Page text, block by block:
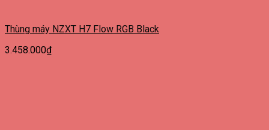
Thùng máy NZXT H7 Flow RGB Black
3.458.000₫